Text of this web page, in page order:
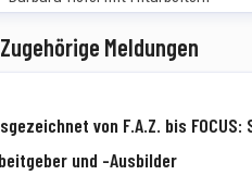
Zugehörige Meldungen
von F.A.Z. bis
und -Ausbilder